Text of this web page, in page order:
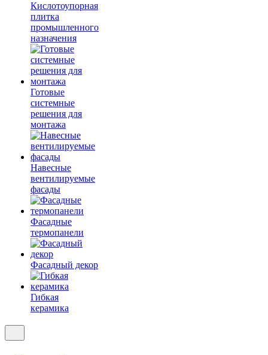
Кислотоупорная
плитка
промышленного
назначения
Готовые
системные
решения для
монтажа
Навесные
вентилируемые
фасады
Фасадные
термопанели
Фасадный декор
Гибкая
керамика